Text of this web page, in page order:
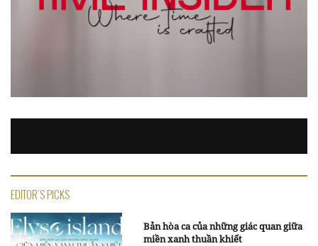
EDITOR'S PICKS
Bản hòa ca của những giác quan giữa
miền xanh thuần khiết